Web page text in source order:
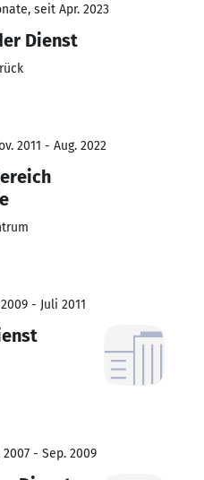
seit Apr. 2023
Dienst
2011 - Aug. 2022
- Juli 2011
- Sep. 2009